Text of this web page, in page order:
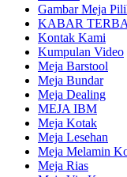
Gambar Meja
KABAR
Kontak Kami
Kumpulan Video
Meja Barstool
Meja Bundar
Meja Dealing
MEJA IBM
Meja Kotak
Meja Lesehan
Meja Melamin
Meja Rias